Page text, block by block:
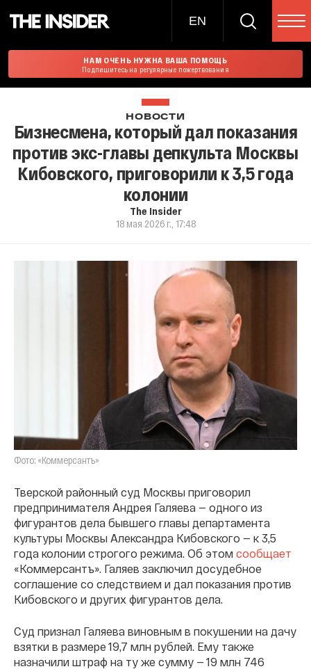
EN
НАМ ОЧЕНЬ НУЖНА ВАША ПОМОЩЬ
Подпишитесь на регулярные пожертвования
НОВОСТИ
Бизнесмена, который дал показания
против экс-главы депкульта Москвы
Кибовского, приговорили к 3,5 года
колонии
The Insider
18 мая 2026 г., 17:48
Фото: «Коммерсантъ»
Тверской районный суд Москвы приговорил
предпринимателя Андрея Галяева — одного из
фигурантов дела бывшего главы департамента
культуры Москвы Александра Кибовского — к 3,5
года колонии строгого режима. Об этом сообщает
«Коммерсантъ». Галяев заключил досудебное
соглашение со следствием и дал показания против
Кибовского и других фигурантов дела.
Суд признал Галяева виновным в покушении на дачу
взятки в размере 19,7 млн рублей. Ему также
назначили штраф на ту же сумму — 19 млн 746